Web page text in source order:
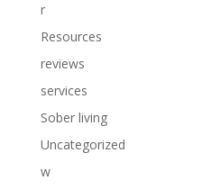
r
Resources
reviews
services
Sober living
Uncategorized
w